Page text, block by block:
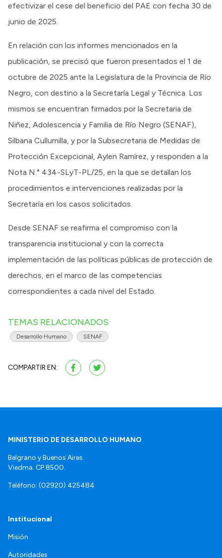
efectivizar el cese del beneficio del PAE con fecha 30 de
junio de 2025.
En relación con los informes mencionados en la
publicación, se precisó que fueron presentados el 1 de
octubre de 2025 ante la Legislatura de la Provincia de Río
Negro, con destino a la Secretaría Legal y Técnica. Los
mismos se encuentran firmados por la Secretaria de
Niñez, Adolescencia y Familia de Río Negro (SENAF),
Silbana Cullumilla, y por la Subsecretaria de Medidas de
Protección Excepcional, Aylen Ramírez, y responden a la
Nota N.° 434-SLyT-PL/25, en la que se detallan los
procedimientos e intervenciones realizadas por la
Secretaría en los casos solicitados.
Desde SENAF se reafirma el compromiso con la
transparencia institucional y con la correcta
implementación de las políticas públicas de protección de
derechos, en el marco de las competencias
correspondientes a cada nivel del Estado.
TEMAS RELACIONADOS
Desarrollo Humano SENAF
COMPARTIR EN:
MINISTERIO DE DESARROLLO HUMANO
Belgrano y Buenos Aires.
Viedma. CP 8500.
Teléfono: (02920) 425484
Institucional
Misión
Autoridades